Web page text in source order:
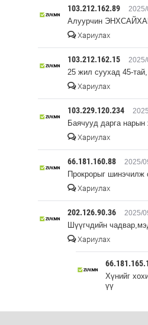
103.212.162.89
Алуурчин
Хариулах
103.212.162.15
25 жил суухад 45-
Хариулах
103.229.120.234
Баячууд дарга нарын
Хариулах
66.181.160.88 2025/
Прокрорыг шинэчилж
Хариулах
202.126.90.36 2025/
Шүүгчдийн
Хариулах
Хүнийг
үү